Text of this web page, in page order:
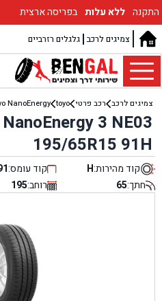
התקנה ללא עלות בפריסה ארצית
גלגלים רזרביים צמיגים לרכב
צמיגים לרכב רכב פרטי toyo
NanoEnergy
3 NE03
195/65R15 91H
קוד מהירות:H קוד עומס:
חתך:65 רוחב:195